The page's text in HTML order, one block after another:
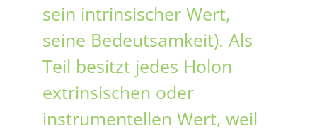
sein intrinsischer Wert,
seine Bedeutsamkeit). Als
Teil besitzt jedes Holon
extrinsischen oder
instrumentellen Wert, weil